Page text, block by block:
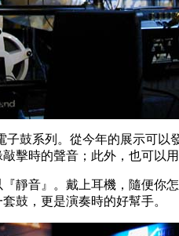
子鼓系列。從今年的展示可
擊時的聲音；此外，也可以
靜音』。戴上耳機，隨便你
鼓，更是演奏時的好幫手。